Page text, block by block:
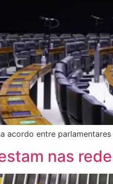
acordo entre
nas